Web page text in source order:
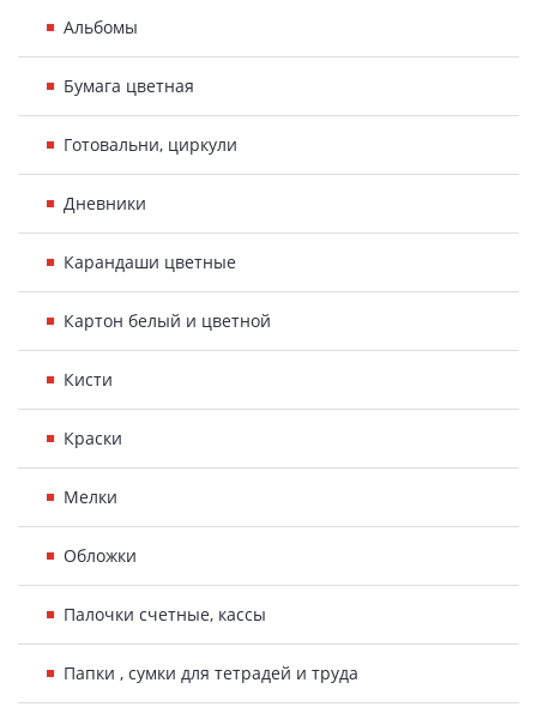
Альбомы
Бумага цветная
Готовальни, циркули
Дневники
Карандаши цветные
Картон белый и цветной
Кисти
Краски
Мелки
Обложки
Палочки счетные, кассы
Папки , сумки для тетрадей и труда